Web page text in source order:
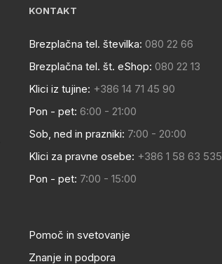
KONTAKT
Brezplačna tel. številka: 080 22 66
Brezplačna tel. št. eShop: 080 22 13
Klici iz tujine: +386 14 71 45 90
Pon - pet: 6:00 - 21:00
Sob, ned in prazniki: 7:00 - 20:00
Klici za pravne osebe: +386 1 58 63 535
Pon - pet: 7:00 - 15:00
Pomoč in svetovanje
Znanje in podpora